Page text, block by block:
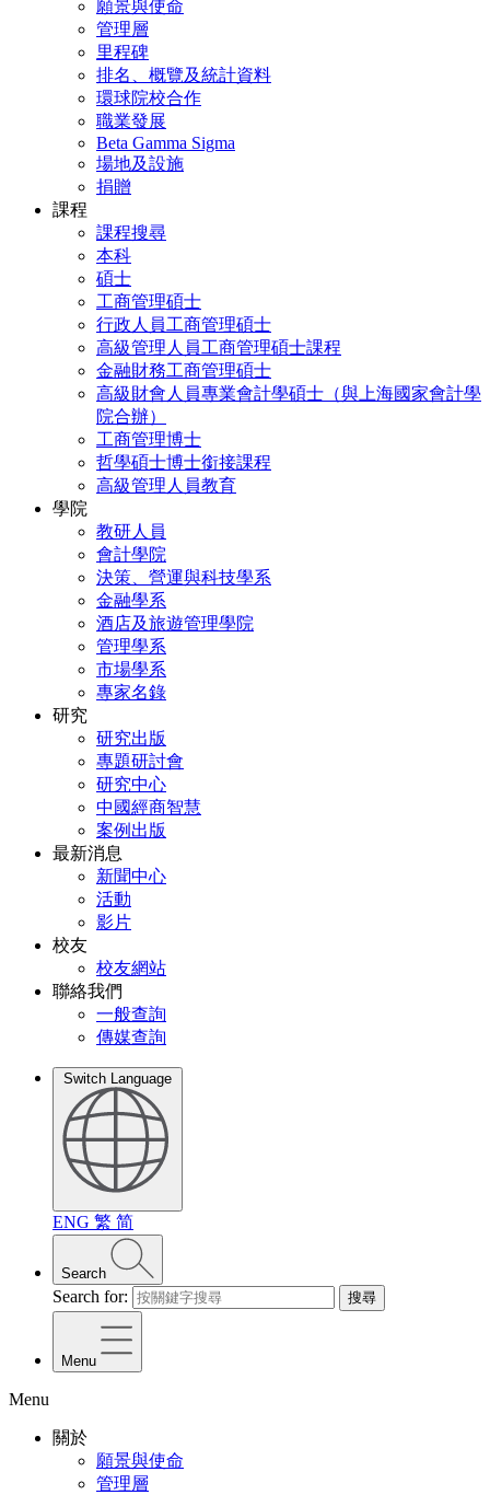
願景與使命
管理層
里程碑
排名、概覽及統計資料
環球院校合作
職業發展
Beta Gamma Sigma
場地及設施
捐贈
課程
課程搜尋
本科
碩士
工商管理碩士
行政人員工商管理碩士
高級管理人員工商管理碩士課程
金融財務工商管理碩士
高級財會人員專業會計學碩士（與上海國家會計學
院合辦）
工商管理博士
哲學碩士博士銜接課程
高級管理人員教育
學院
教研人員
會計學院
決策、營運與科技學系
金融學系
酒店及旅遊管理學院
管理學系
市場學系
專家名錄
研究
研究出版
專題研討會
研究中心
中國經商智慧
案例出版
最新消息
新聞中心
活動
影片
校友
校友網站
聯絡我們
一般查詢
傳媒查詢
Switch Language
ENG 繁 简
Search
Search for: 搜尋
Menu
Menu
關於
願景與使命
管理層